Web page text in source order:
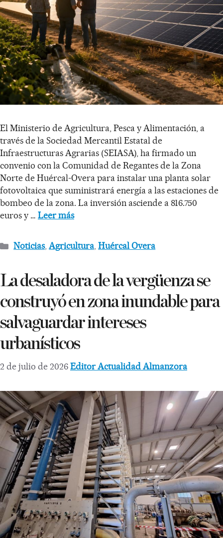
El Ministerio de Agricultura, Pesca y Alimentación, a
través de la Sociedad Mercantil Estatal de
Infraestructuras Agrarias (SEIASA), ha firmado un
convenio con la Comunidad de Regantes de la Zona
Norte de Huércal-Overa para instalar una planta solar
fotovoltaica que suministrará energía a las estaciones de
bombeo de la zona. La inversión asciende a 816.750
euros y … Leer más
Noticias,Agricultura,Huércal Overa
La desaladora de la vergüenza se
construyó en zona inundable para
salvaguardar intereses
urbanísticos
2 de julio de 2026Editor Actualidad Almanzora